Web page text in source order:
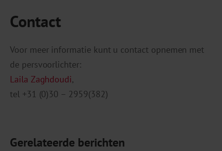
Contact
Voor meer informatie kunt u contact opnemen met
de persvoorlichter:
Laila Zaghdoudi,
tel +31 (0)30 – 2959(382)
Gerelateerde berichten